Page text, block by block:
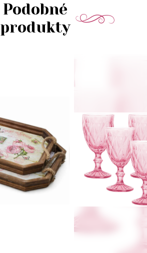
Podobné
produkty